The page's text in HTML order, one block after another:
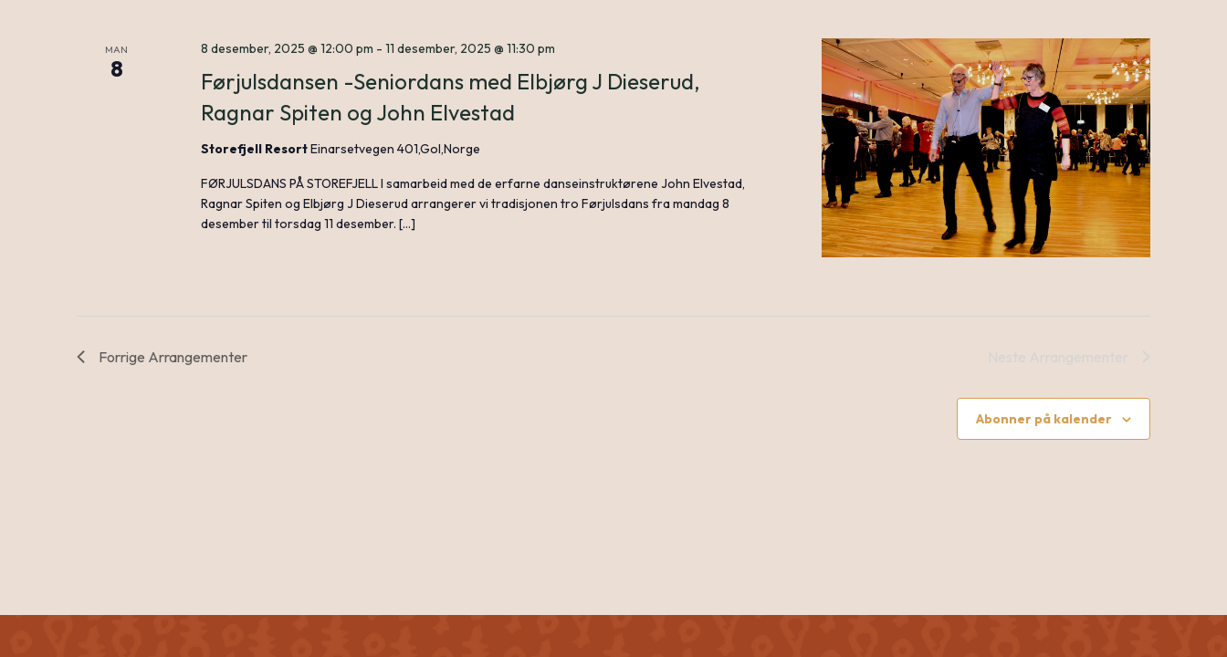
Navigation
MAN
8
Førjulsdansen -Seniordans med Elbjørg J Dieserud,
Ragnar Spiten og John Elvestad
8 desember, 2025 @ 12:00 pm - 11 desember, 2025 @ 11:30 pm
Storefjell ResortEinarsetvegen 401,Gol,Norge
FØRJULSDANS PÅ STOREFJELL I samarbeid med de erfarne danseinstruktørene John Elvestad,
Ragnar Spiten og Elbjørg J Dieserud arrangerer vi tradisjonen tro Førjulsdans fra mandag 8
desember til torsdag 11 desember. […]
Forrige Arrangementer
Abonner på kalender